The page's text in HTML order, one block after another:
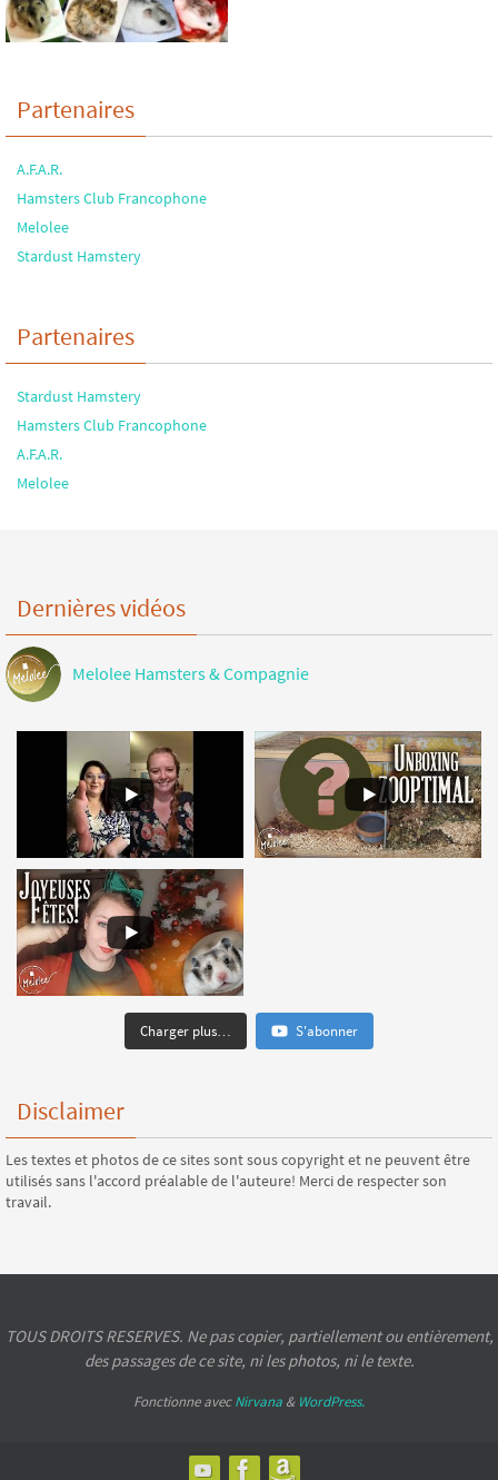
Partenaires
A.F.A.R.
Hamsters Club Francophone
Melolee
Stardust Hamstery
Partenaires
Stardust Hamstery
Hamsters Club Francophone
A.F.A.R.
Melolee
Dernières vidéos
Melolee Hamsters & Compagnie
Charger plus… S'abonner
Disclaimer
Les textes et photos de ce sites sont sous copyright et ne peuvent être
utilisés sans l'accord préalable de l'auteure! Merci de respecter son
travail.
TOUS DROITS RESERVES. Ne pas copier, partiellement ou entièrement,
des passages de ce site, ni les photos, ni le texte.
Fonctionne avecNirvana & WordPress.